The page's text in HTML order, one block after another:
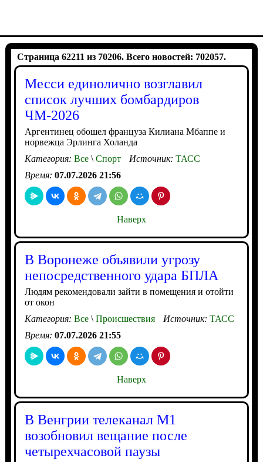
Страница 62211 из 70206. Всего новостей: 702057.
Месси единолично возглавил
список лучших бомбардиров
ЧМ-2026
Аргентинец обошел француза Килиана Мбаппе и
норвежца Эрлинга Холанда
Категория: Все\Спорт Источник: ТАСС
Время: 07.07.2026 21:56
Наверх
В Воронеже объявили угрозу
непосредственного удара БПЛА
Людям рекомендовали зайти в помещения и отойти
от окон
Категория: Все\Происшествия Источник: ТАСС
Время: 07.07.2026 21:55
Наверх
В Венгрии телеканал М1
возобновил вещание после
четырехчасовой паузы